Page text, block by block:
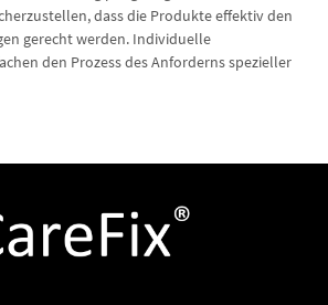
dass die Produkte effektiv den
gerecht werden. Individuelle
den Prozess des Anforderns spezieller